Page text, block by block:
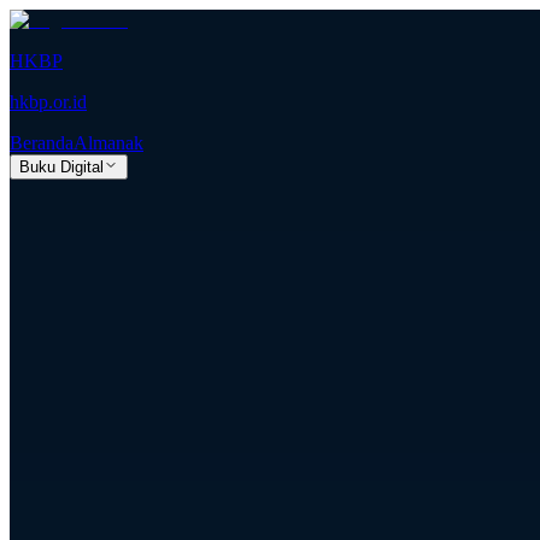
HKBP
hkbp.or.id
BerandaAlmanak
Buku Digital